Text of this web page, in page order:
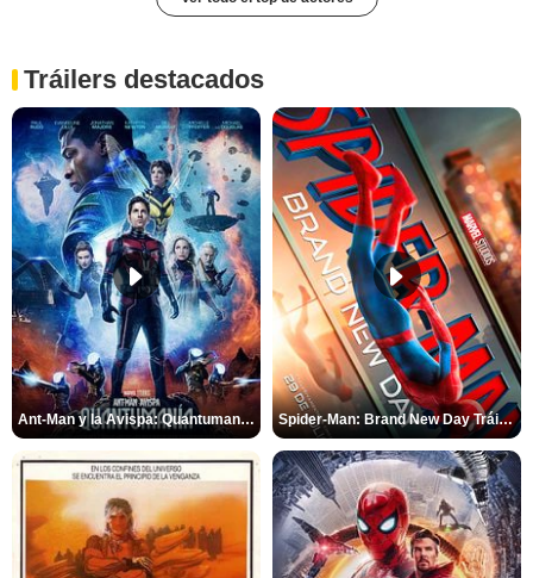
Tráilers destacados
Ant-Man y la Avispa: Quantumanía Tráiler (2) Spider-Man: Brand New Day Tráiler (3)